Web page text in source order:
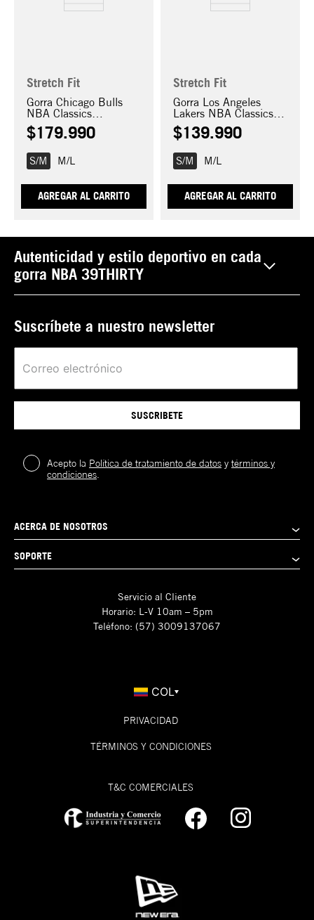
Stretch Fit
Gorra Chicago Bulls
NBA Classics
39THIRTY
$179.990
S/M M/L
AGREGAR AL CARRITO
Stretch Fit
Gorra Los Angeles
Lakers NBA Classics
39THIRTY
$139.990
S/M M/L
AGREGAR AL CARRITO
Autenticidad y estilo deportivo en cada
gorra NBA 39THIRTY
Suscríbete a nuestro newsletter
SUSCRIBETE
Acepto la Política de tratamiento de datos ytérminos y
condiciones
ACERCA DE NOSOTROS
SOPORTE
Servicio al Cliente
Horario: L-V 10am – 5pm
Teléfono: (57) 3009137067
COL
PRIVACIDAD
TÉRMINOS Y CONDICIONES
T&C COMERCIALES